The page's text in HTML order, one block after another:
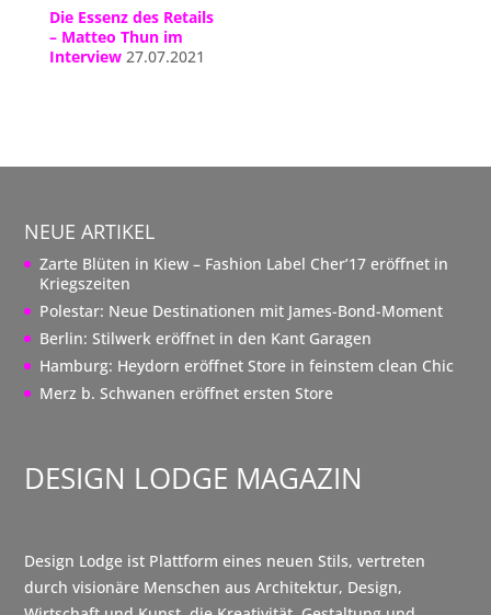
Die Essenz des Retails
– Matteo Thun im
Interview27.07.2021
NEUE ARTIKEL
Zarte Blüten in Kiew – Fashion Label Cher’17 eröffnet in
Kriegszeiten
Polestar: Neue Destinationen mit James-Bond-Moment
Berlin: Stilwerk eröffnet in den Kant Garagen
Hamburg: Heydorn eröffnet Store in feinstem clean Chic
Merz b. Schwanen eröffnet ersten Store
DESIGN LODGE MAGAZIN
Design Lodge ist Plattform eines neuen Stils, vertreten
durch visionäre Menschen aus Architektur, Design,